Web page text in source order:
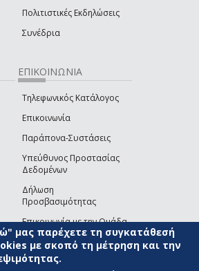
Πολιτιστικές Εκδηλώσεις
Συνέδρια
ΕΠΙΚΟΙΝΩΝΙΑ
Τηλεφωνικός Κατάλογος
Επικοινωνία
Παράπονα-Συστάσεις
Υπεύθυνος Προστασίας
Δεδομένων
Δήλωση
Προσβασιμότητας
Επικοινωνία με την Ομάδα
Ανάπτυξης του site(link sends e-mail)
ΟΡΟΙ ΧΡΗΣΗΣ
μας παρέχετε τη συγκατάθεσή
με σκοπό τη μέτρηση και την